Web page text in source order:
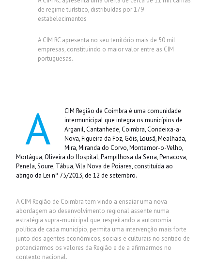
de regime turístico, distribuídas por 179
estabelecimentos
A CIM RC apresenta no seu território mais de 50 mil
empresas, constituindo o maior valor entre as CIM
portuguesas.
A
CIM Região de Coimbra é uma comunidade
intermunicipal que integra os municípios de
Arganil, Cantanhede, Coimbra, Condeixa-a-
Nova, Figueira da Foz, Góis, Lousã, Mealhada,
Mira, Miranda do Corvo, Montemor-o-Velho,
Mortágua, Oliveira do Hospital, Pampilhosa da Serra, Penacova,
Penela, Soure, Tábua, Vila Nova de Poiares, constituída ao
abrigo da Lei nº 75/2013, de 12 de setembro.
A CIM Região de Coimbra tem vindo a ensaiar uma nova
abordagem ao desenvolvimento regional assente numa
estratégia supra-municipal que, respeitando a autonomia
política de cada município, permita uma intervenção mais forte
junto dos agentes económicos, sociais e culturais no sentido de
potenciarmos os valores da Região e de a afirmarmos no
contexto nacional.